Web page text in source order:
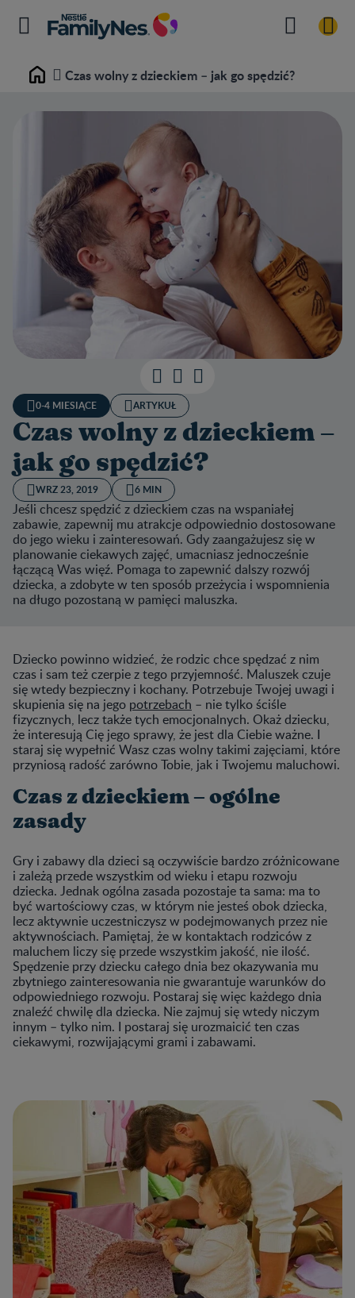
Home Czas wolny z dzieckiem – jak go spędzić?
0-4 MIESIĄCE ARTYKUŁ
Czas wolny z dzieckiem –
jak go spędzić?
WRZ 23, 2019 6 MIN
Jeśli chcesz spędzić z dzieckiem czas na wspaniałej
zabawie, zapewnij mu atrakcje odpowiednio dostosowane
do jego wieku i zainteresowań. Gdy zaangażujesz się w
planowanie ciekawych zajęć, umacniasz jednocześnie
łączącą Was więź. Pomaga to zapewnić dalszy rozwój
dziecka, a zdobyte w ten sposób przeżycia i wspomnienia
na długo pozostaną w pamięci maluszka.
Dziecko powinno widzieć, że rodzic chce spędzać z nim
czas i sam też czerpie z tego przyjemność. Maluszek czuje
się wtedy bezpieczny i kochany. Potrzebuje Twojej uwagi i
skupienia się na jego potrzebach – nie tylko ściśle
fizycznych, lecz także tych emocjonalnych. Okaż dziecku,
że interesują Cię jego sprawy, że jest dla Ciebie ważne. I
staraj się wypełnić Wasz czas wolny takimi zajęciami, które
przyniosą radość zarówno Tobie, jak i Twojemu maluchowi.
Czas z dzieckiem – ogólne
zasady
Gry i zabawy dla dzieci są oczywiście bardzo zróżnicowane
i zależą przede wszystkim od wieku i etapu rozwoju
dziecka. Jednak ogólna zasada pozostaje ta sama: ma to
być wartościowy czas, w którym nie jesteś obok dziecka,
lecz aktywnie uczestniczysz w podejmowanych przez nie
aktywnościach. Pamiętaj, że w kontaktach rodziców z
maluchem liczy się przede wszystkim jakość, nie ilość.
Spędzenie przy dziecku całego dnia bez okazywania mu
zbytniego zainteresowania nie gwarantuje warunków do
odpowiedniego rozwoju. Postaraj się więc każdego dnia
znaleźć chwilę dla dziecka. Nie zajmuj się wtedy niczym
innym – tylko nim. I postaraj się urozmaicić ten czas
ciekawymi, rozwijającymi grami i zabawami.